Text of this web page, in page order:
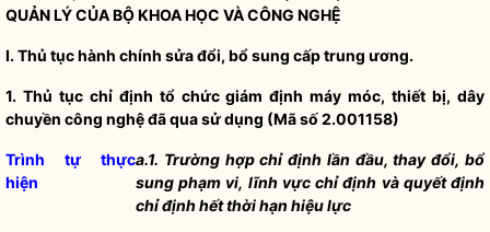
QUẢN LÝ CỦA BỘ KHOA HỌC VÀ CÔNG NGHỆ
I.Thủ tục hành chính sửa đổi, bổ sung cấp trung ương.
1. Thủ tục chỉ định tổ chức giám định máy móc, thiết bị, dây
chuyền công nghệ đã qua sử dụng (Mã số 2.001158)
Trình tự thực
hiện
a.1. Trường hợp chỉ định lần đầu, thay đổi, bổ
sung phạm vi, lĩnh vực chỉ định và quyết định
chỉ định hết thời hạn hiệu lực